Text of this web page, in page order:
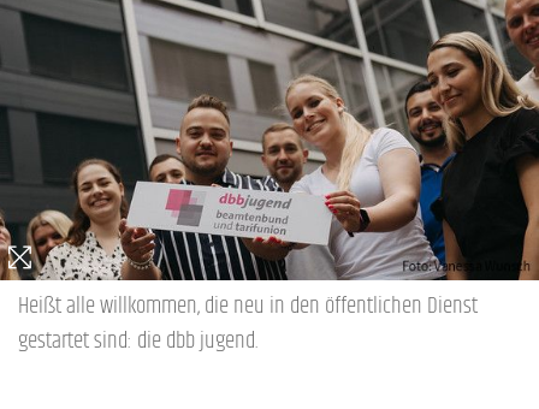
Heißt alle willkommen, die neu in den öffentlichen Dienst
gestartet sind: die dbb jugend.